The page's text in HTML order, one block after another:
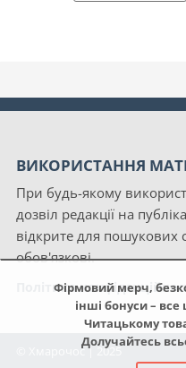
Фірмовий мерч,
інші бонуси –
Читацькому
Долучайтесь
ВИКОРИСТАННЯ
При будь-якому
дозвіл редакції на
відкрите для пошукових
обов'язкові.
Політика
© Хмарочос | 2025